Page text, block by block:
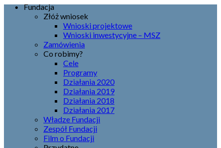
Fundacja
Złóż wniosek
Wnioski projektowe
Wnioski inwestycyjne – MSZ
Zamówienia
Co robimy?
Cele
Programy
Działania 2020
Działania 2019
Działania 2018
Działania 2017
Władze Fundacji
Zespół Fundacji
Film o Fundacji